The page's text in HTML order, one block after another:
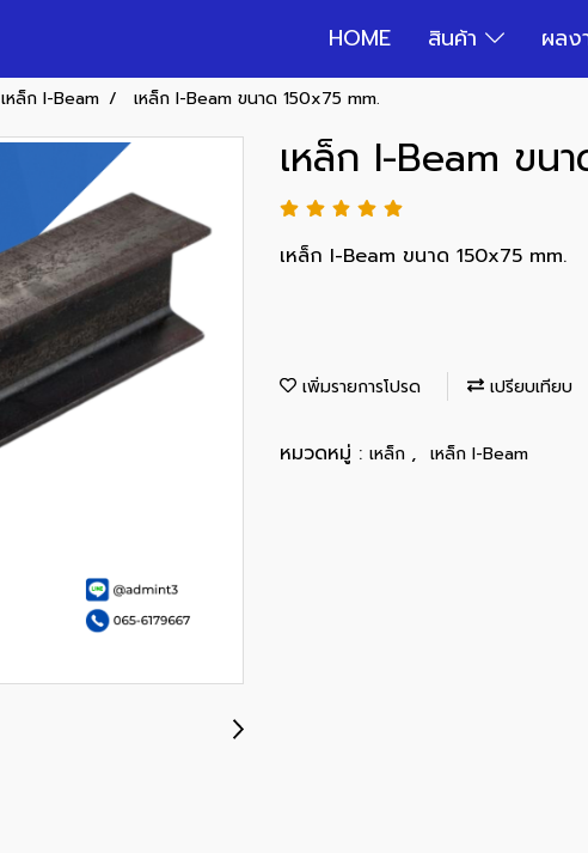
HOME สินค้า ผลง
เหล็ก I-Beam เหล็ก I-Beam ขนาด 150x75 mm.
เหล็ก I-Beam ขน
เหล็ก I-Beam ขนาด 150x75 mm.
เพิ่มรายการโปรด เปรียบเทียบ
หมวดหมู่ : เหล็ก , เหล็ก I-Beam